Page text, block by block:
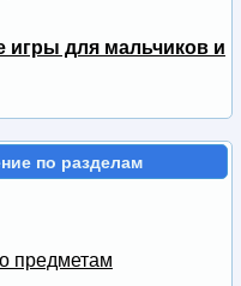
для мальчиков и
по разделам
предметам